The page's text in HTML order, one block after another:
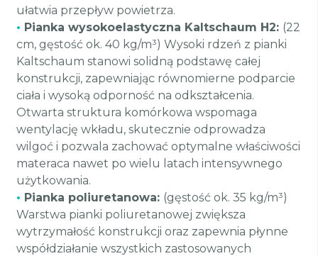
ułatwia przepływ powietrza.
• Pianka wysokoelastyczna Kaltschaum H2: (22
cm, gęstość ok. 40 kg/m³) Wysoki rdzeń z pianki
Kaltschaum stanowi solidną podstawę całej
konstrukcji, zapewniając równomierne podparcie
ciała i wysoką odporność na odkształcenia.
Otwarta struktura komórkowa wspomaga
wentylację wkładu, skutecznie odprowadza
wilgoć i pozwala zachować optymalne właściwości
materaca nawet po wielu latach intensywnego
użytkowania.
• Pianka poliuretanowa: (gęstość ok. 35 kg/m³)
Warstwa pianki poliuretanowej zwiększa
wytrzymałość konstrukcji oraz zapewnia płynne
współdziałanie wszystkich zastosowanych